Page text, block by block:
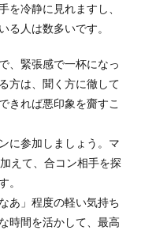
を冷静に見れますし、
る人は数多いです。
、緊張感で一杯になっ
方は、聞く方に徹して
きれば悪印象を齎すこ
に参加しましょう。マ
えて、合コン相手を探
。
あ」程度の軽い気持ち
時間を活かして、最高